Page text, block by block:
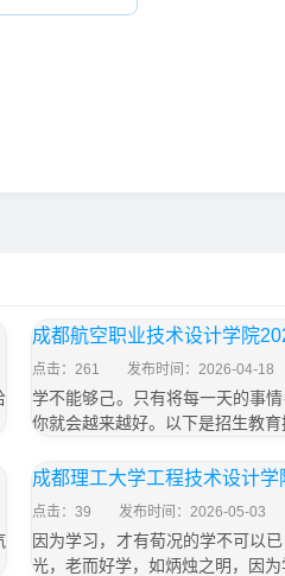
成都航空职业技术设计学院
点击：261 发布时间：2026-04-18
学不能够己。只有将每一天的事
你就会越来越好。以下是招生教
成都理工大学工程技术设计
点击：39 发布时间：2026-05-03
因为学习，才有荀况的学不可以
光，老而好学，如炳烛之明，因